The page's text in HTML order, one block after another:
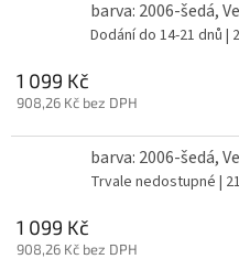
barva: 2006-šedá,
Dodání do 14-21 dnů |
1 099 Kč
908,26 Kč bez DPH
barva: 2006-šedá,
Trvale nedostupné |
1 099 Kč
908,26 Kč bez DPH